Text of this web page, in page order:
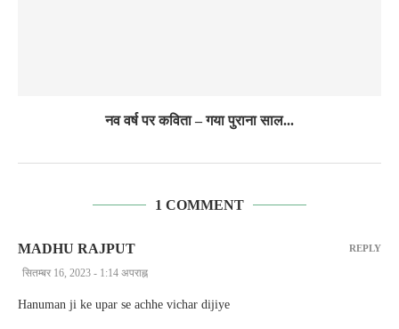
नव वर्ष पर कविता – गया पुराना साल...
1 COMMENT
MADHU RAJPUT
सितम्बर 16, 2023 - 1:14 अपराह्न
Hanuman ji ke upar se achhe vichar dijiye
REPLY